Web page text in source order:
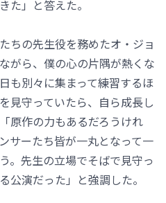
た」と答えた。
ちの先生役を務めたオ・ジョ
がら、僕の心の片隅が熱くな
も別々に集まって練習するほ
見守っていたら、自ら成長し
原作の力もあるだろうけれ
サーたち皆が一丸となって一
。先生の立場でそばで見守っ
公演だった」と強調した。